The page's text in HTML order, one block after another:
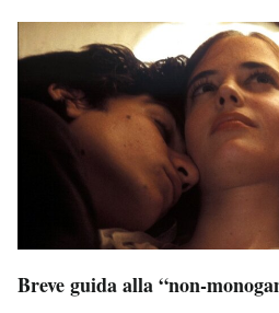
Breve guida alla “non-